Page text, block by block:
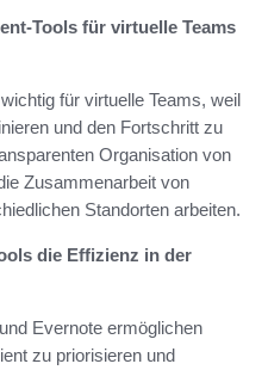
Tools für virtuelle Teams
für virtuelle Teams, weil
und den Fortschritt zu
Organisation von
Zusammenarbeit von
Standorten arbeiten.
die Effizienz in der
Evernote ermöglichen
zu priorisieren und